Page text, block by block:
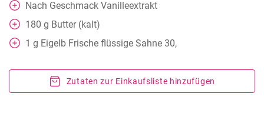
Nach Geschmack Vanilleextrakt
180 g Butter (kalt)
1 g Eigelb Frische flüssige Sahne 30,
Zutaten zur Einkaufsliste hinzufügen